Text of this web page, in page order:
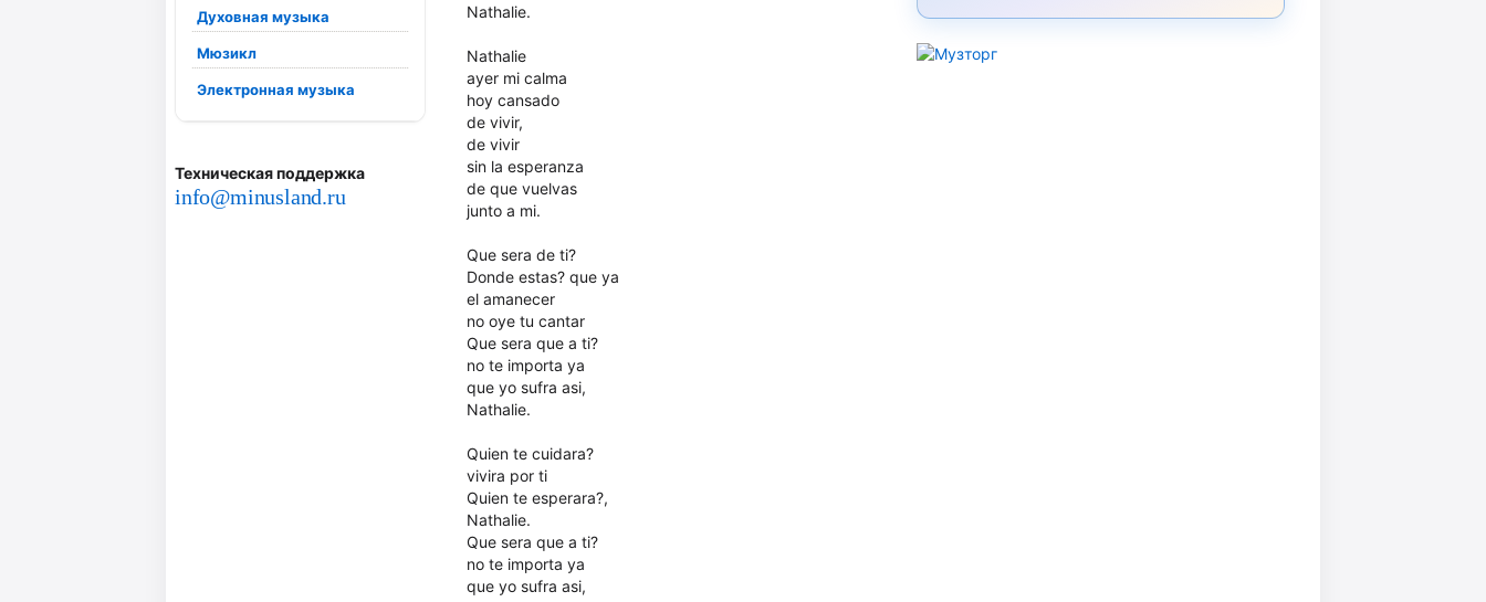
Духовная музыка
Мюзикл
Электронная музыка
Техническая поддержка
info@minusland.ru
Nathalie.
Nathalie
ayer mi calma
hoy cansado
de vivir,
de vivir
sin la esperanza
de que vuelvas
junto a mi.
Que sera de ti?
Donde estas? que ya
el amanecer
no oye tu cantar
Que sera que a ti?
no te importa ya
que yo sufra asi,
Nathalie.
Quien te cuidara?
vivira por ti
Quien te esperara?,
Nathalie.
Que sera que a ti?
no te importa ya
que yo sufra asi,